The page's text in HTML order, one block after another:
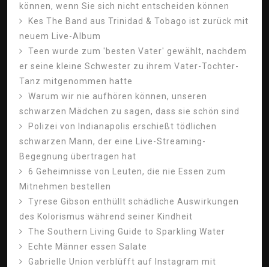
können, wenn Sie sich nicht entscheiden können
Kes The Band aus Trinidad & Tobago ist zurück mit
neuem Live-Album
Teen wurde zum 'besten Vater' gewählt, nachdem
er seine kleine Schwester zu ihrem Vater-Tochter-
Tanz mitgenommen hatte
Warum wir nie aufhören können, unseren
schwarzen Mädchen zu sagen, dass sie schön sind
Polizei von Indianapolis erschießt tödlichen
schwarzen Mann, der eine Live-Streaming-
Begegnung übertragen hat
6 Geheimnisse von Leuten, die nie Essen zum
Mitnehmen bestellen
Tyrese Gibson enthüllt schädliche Auswirkungen
des Kolorismus während seiner Kindheit
The Southern Living Guide to Sparkling Water
Echte Männer essen Salate
Gabrielle Union verblüfft auf Instagram mit